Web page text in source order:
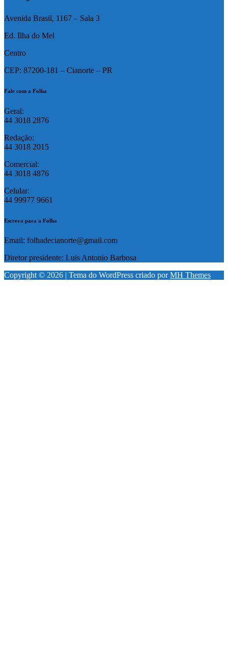
Avenida Brasil, 1167 – Sala 3
Ed. Ilha do Mel
Centro
CEP: 87200-181 – Cianorte – PR
Fale com a Folha
Geral:
44 3018 2876
Redação:
44 3018 2015
Comercial:
44 3018 4876
Celular:
44 99977 9661
Escreva para a Folha
Email: folhadecianorte@gmail.com
Diretor presidente: Luis Antonio Barbosa
Copyright © 2026 | Tema do WordPress criado porMH Themes